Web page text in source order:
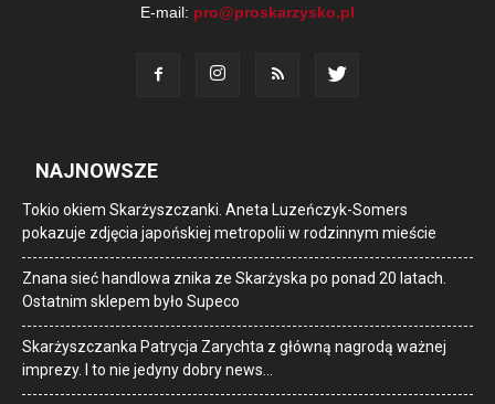
E-mail: pro@proskarzysko.pl
NAJNOWSZE
Tokio okiem Skarżyszczanki. Aneta Luzeńczyk-Somers
pokazuje zdjęcia japońskiej metropolii w rodzinnym mieście
Znana sieć handlowa znika ze Skarżyska po ponad 20 latach.
Ostatnim sklepem było Supeco
Skarżyszczanka Patrycja Zarychta z główną nagrodą ważnej
imprezy. I to nie jedyny dobry news…